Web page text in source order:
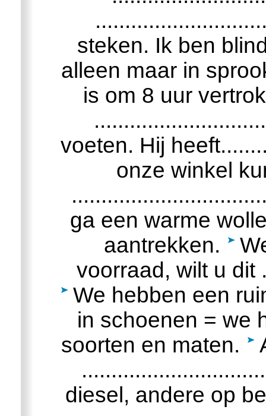
steken. Ik ben
alleen maar in
is om 8 uur
voeten. Hij
onze winkel
ga een warme
aantrekken.
voorraad, wilt u dit
We hebben een
in schoenen = we
soorten en maten.
diesel, andere op